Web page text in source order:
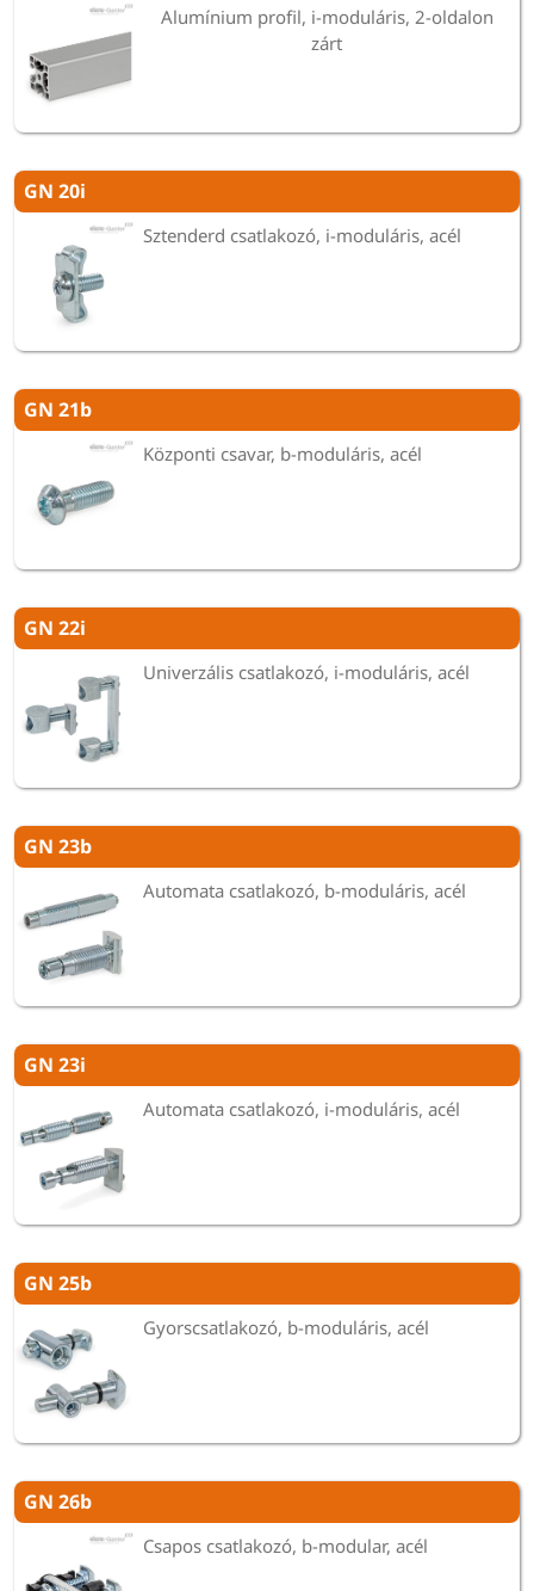
Alumínium profil, i-moduláris, 2-oldalon
zárt
GN 20i
Sztenderd csatlakozó, i-moduláris, acél
GN 21b
Központi csavar, b-moduláris, acél
GN 22i
Univerzális csatlakozó, i-moduláris, acél
GN 23b
Automata csatlakozó, b-moduláris, acél
GN 23i
Automata csatlakozó, i-moduláris, acél
GN 25b
Gyorscsatlakozó, b-moduláris, acél
GN 26b
Csapos csatlakozó, b-modular, acél